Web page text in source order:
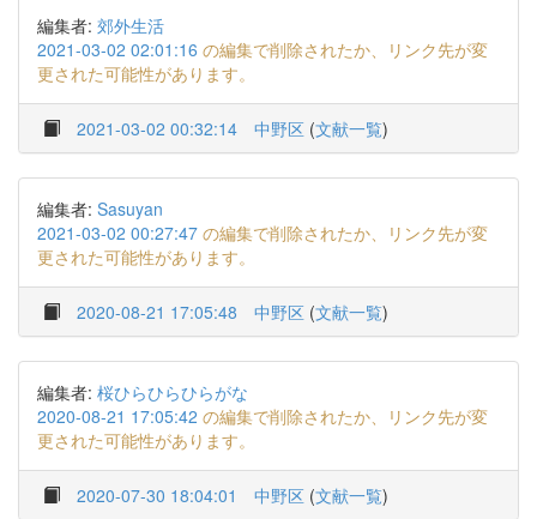
編集者: 郊外生活
2021-03-02 02:01:16 の編集で削除されたか、リンク先が変
更された可能性があります。
2021-03-02 00:32:14 中野区 (文献一覧)
編集者: Sasuyan
2021-03-02 00:27:47 の編集で削除されたか、リンク先が変
更された可能性があります。
2020-08-21 17:05:48 中野区 (文献一覧)
編集者: 桜ひらひらひらがな
2020-08-21 17:05:42 の編集で削除されたか、リンク先が変
更された可能性があります。
2020-07-30 18:04:01 中野区 (文献一覧)